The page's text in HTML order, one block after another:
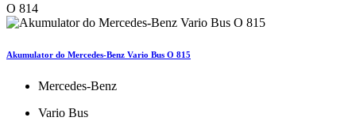
O 814
Akumulator do Mercedes-Benz Vario Bus O 815
Mercedes-Benz
Vario Bus